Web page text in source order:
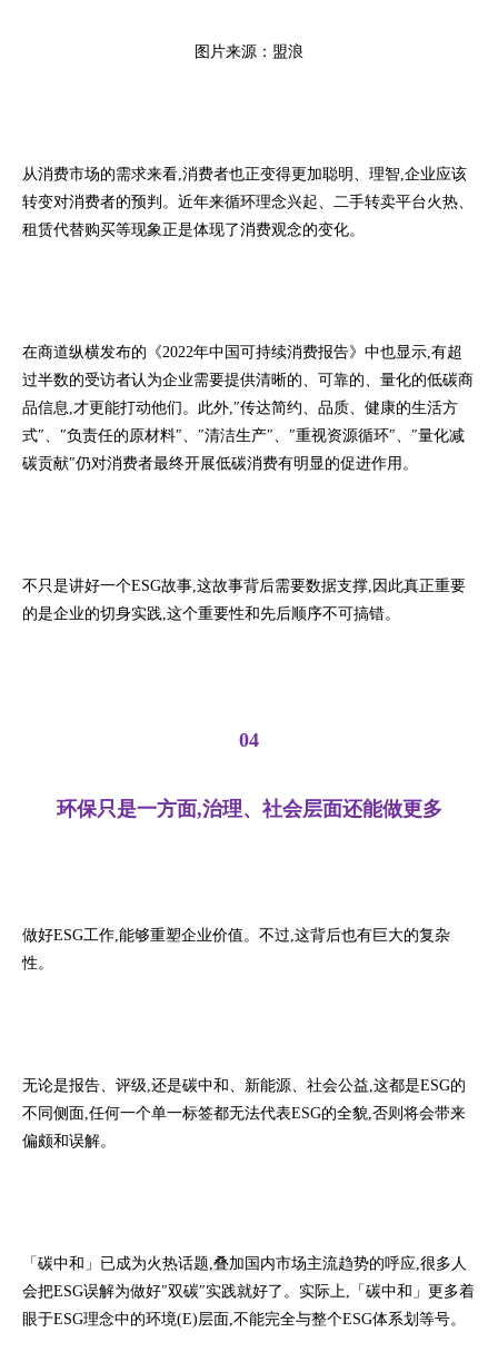
图片来源：盟浪
从消费市场的需求来看,消费者也正变得更加聪明、理智,企业应该
转变对消费者的预判。近年来循环理念兴起、二手转卖平台火热、
租赁代替购买等现象正是体现了消费观念的变化。
在商道纵横发布的《2022年中国可持续消费报告》中也显示,有超
过半数的受访者认为企业需要提供清晰的、可靠的、量化的低碳商
品信息,才更能打动他们。此外,″传达简约、品质、健康的生活方
式″、″负责任的原材料″、″清洁生产″、″重视资源循环″、″量化减
碳贡献″仍对消费者最终开展低碳消费有明显的促进作用。
不只是讲好一个ESG故事,这故事背后需要数据支撑,因此真正重要
的是企业的切身实践,这个重要性和先后顺序不可搞错。
04
环保只是一方面,治理、社会层面还能做更多
做好ESG工作,能够重塑企业价值。不过,这背后也有巨大的复杂
性。
无论是报告、评级,还是碳中和、新能源、社会公益,这都是ESG的
不同侧面,任何一个单一标签都无法代表ESG的全貌,否则将会带来
偏颇和误解。
「碳中和」已成为火热话题,叠加国内市场主流趋势的呼应,很多人
会把ESG误解为做好″双碳″实践就好了。实际上,「碳中和」更多着
眼于ESG理念中的环境(E)层面,不能完全与整个ESG体系划等号。